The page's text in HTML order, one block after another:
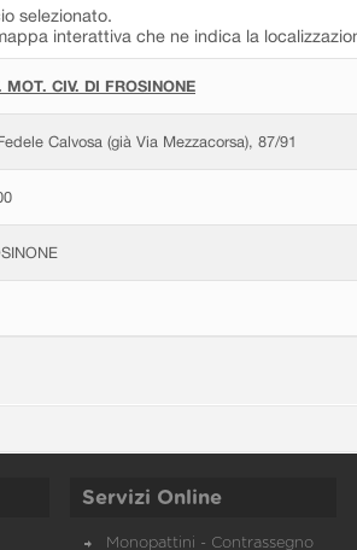
selezionato.
interattiva che ne indica la
MOT. CIV. DI FROSINONE
Calvosa (già Via Mezzacorsa), 87/91
Servizi Online
Monopattini - Contrassegno